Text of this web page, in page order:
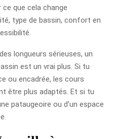
que cela change
type de bassin, confort en
longueurs sérieuses, un
est un vrai plus. Si tu
ou encadrée, les cours
être plus adaptés. Et si tu
pataugeoire ou d’un espace